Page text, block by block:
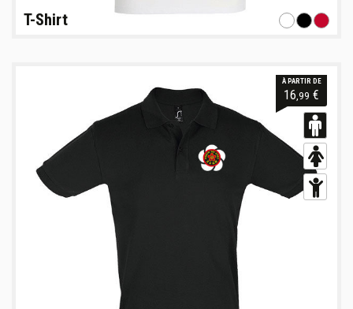
T-Shirt
À PARTIR DE
16 ,99 €